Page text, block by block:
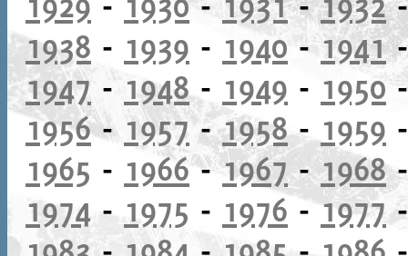
1938 - 1939 - 1940-1941
1947 - 1948- 1949 - 1950
1956- 1957-1958- 1959
1965 - 1966-1967-1968
1974 - 1975 - 1976 -1977